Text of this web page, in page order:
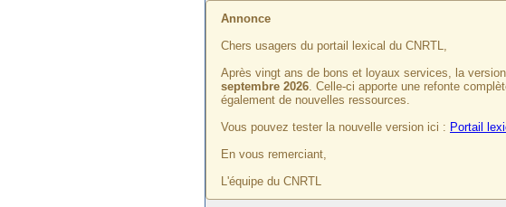
Annonce
Chers usagers du portail lexical du CNRTL,
Après vingt ans de bons et loyaux services, la
septembre 2026. Celle-ci apporte une refonte
également de nouvelles ressources.
Vous pouvez tester la nouvelle version ici : Portail
En vous remerciant,
L'équipe du CNRTL